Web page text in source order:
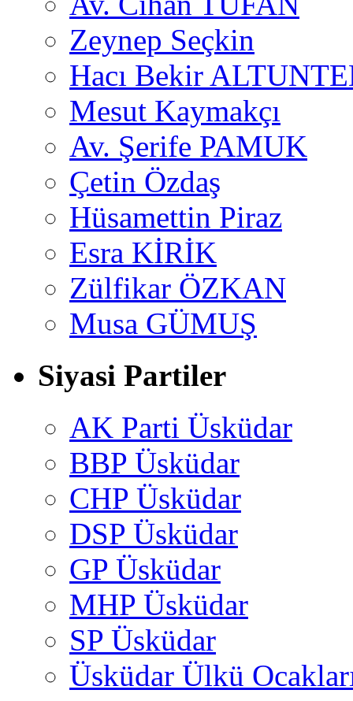
Zeynep Seçkin
Hacı Bekir
Mesut Kaymakçı
Av. Şerife PAMUK
Çetin Özdaş
Hüsamettin Piraz
Esra KİRİK
Zülfikar ÖZKAN
Musa GÜMUŞ
Siyasi Partiler
AK Parti Üsküdar
BBP Üsküdar
CHP Üsküdar
DSP Üsküdar
GP Üsküdar
MHP Üsküdar
SP Üsküdar
Üsküdar Ülkü